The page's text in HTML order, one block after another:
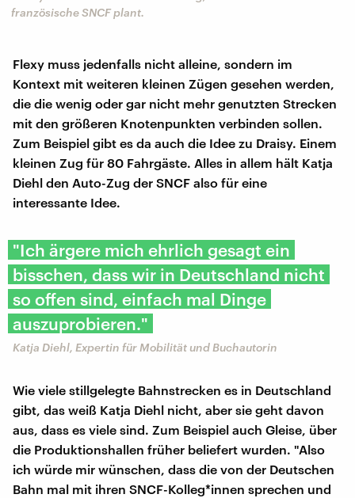
französische SNCF plant.
Flexy muss jedenfalls nicht alleine, sondern im
Kontext mit weiteren kleinen Zügen gesehen werden,
die die wenig oder gar nicht mehr genutzten Strecken
mit den größeren Knotenpunkten verbinden sollen.
Zum Beispiel gibt es da auch die Idee zu Draisy. Einem
kleinen Zug für 80 Fahrgäste. Alles in allem hält Katja
Diehl den Auto-Zug der SNCF also für eine
interessante Idee.
"Ich ärgere mich ehrlich gesagt ein
bisschen, dass wir in Deutschland nicht
so offen sind, einfach mal Dinge
auszuprobieren."
Katja Diehl, Expertin für Mobilität und Buchautorin
Wie viele stillgelegte Bahnstrecken es in Deutschland
gibt, das weiß Katja Diehl nicht, aber sie geht davon
aus, dass es viele sind. Zum Beispiel auch Gleise, über
die Produktionshallen früher beliefert wurden. "Also
ich würde mir wünschen, dass die von der Deutschen
Bahn mal mit ihren SNCF-Kolleg*innen sprechen und